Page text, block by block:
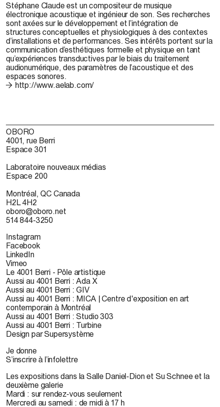
Stéphane Claudeest un compositeur de musique
électronique acoustique et ingénieur de son. Ses recherches
sont axées sur le développement et l’intégration de
structures conceptuelles et physiologiques à des contextes
d’installations et de performances. Ses intérêts portent sur la
communication d’esthétiques formelle et physique en tant
qu’expériences transductives par le biais du traitement
audionumérique, des paramètres de l’acoustique et des
espaces sonores.
http://www.aelab.com/
OBORO
4001, rue Berri
Espace 301
Laboratoire nouveaux médias
Espace 200
Montréal, QC Canada
H2L 4H2
oboro@oboro.net
514 844-3250
Instagram
Facebook
LinkedIn
Vimeo
Le 4001 Berri - Pôle artistique
Aussi au 4001 Berri : Ada X
Aussi au 4001 Berri : GIV
Aussi au 4001 Berri : MICA | Centre d'exposition en art
contemporain à Montréal
Aussi au 4001 Berri : Studio 303
Aussi au 4001 Berri : Turbine
Design par Supersystème
Je donne
S’inscrire à l’infolettre
Les expositions dans la Salle Daniel-Dion et Su Schnee et la
deuxième galerie
Mardi : sur rendez-vous seulement
Mercredi au samedi : de midi à 17 h